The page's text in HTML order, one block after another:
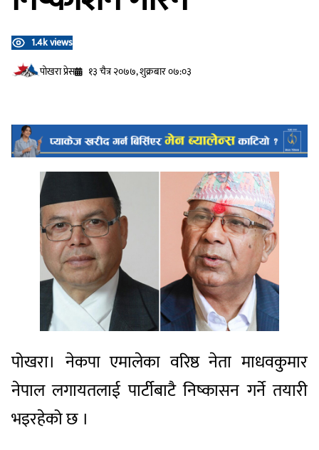
1.4k views
प‍ोखरा प्रेस
१३ चैत्र २०७७, शुक्रबार ०७:०३
पोखरा।नेकपा एमालेका वरिष्ठ नेता माधवकुमार
नेपाल लगायतलाई पार्टीबाटै निष्कासन गर्ने तयारी
भइरहेकोछ ।